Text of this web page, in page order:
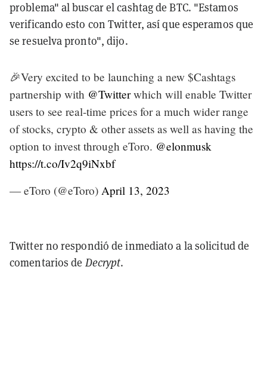
problema" al buscar el cashtag de BTC. "Estamos
verificando esto con Twitter, así que esperamos que
se resuelva pronto", dijo.
🎉Very excited to be launching a new $Cashtags
partnership with @Twitterwhich will enable Twitter
users to see real-time prices for a much wider range
of stocks, crypto & other assets as well as having the
option to invest through eToro. @elonmusk
https://t.co/Iv2q9iNxbf
— eToro (@eToro) April 13, 2023
Twitter no respondió de inmediato a la solicitud de
comentarios de Decrypt.